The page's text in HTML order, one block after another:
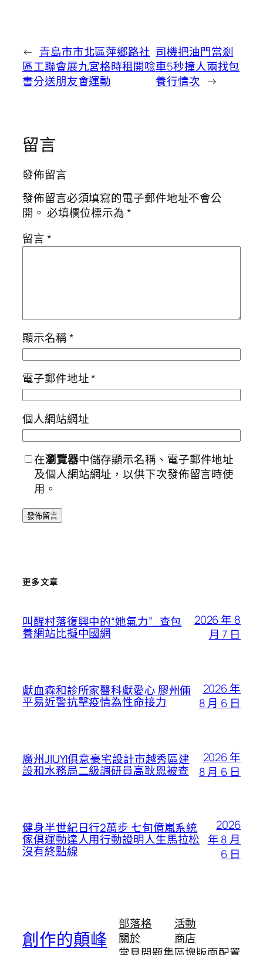
← 青島市市北區萍鄉路社
區工聯會展九宮格時租開唸
書分送朋友會運動
司機把油門當剎
車5秒撞人兩找包
養行情次 →
留言
發佈留言
發佈留言必須填寫的電子郵件地址不會公
開。 必填欄位標示為*
留言*
顯示名稱*
電子郵件地址*
個人網站網址
在瀏覽器中儲存顯示名稱、電子郵件地址
及個人網站網址，以供下次發佈留言時使
用。
更多文章
叫醒村落復興中的“她氣力”_查包
養網站比擬中國網
2026 年 8
月 7 日
獻血森和診所家醫科獻愛心 膠州倆
平易近警抗擊疫情為性命接力
2026 年
8 月 6 日
廣州JIUYI俱意豪宅設計市越秀區建
設和水務局二級調研員高耿恩被查
2026 年
8 月 6 日
健身半世紀日行2萬步 七旬億嵐系統
傢俱運動達人用行動證明人生馬拉松
沒有終點線
2026
年 8 月
6 日
創作的顛峰
部落格
關於
活動
商店